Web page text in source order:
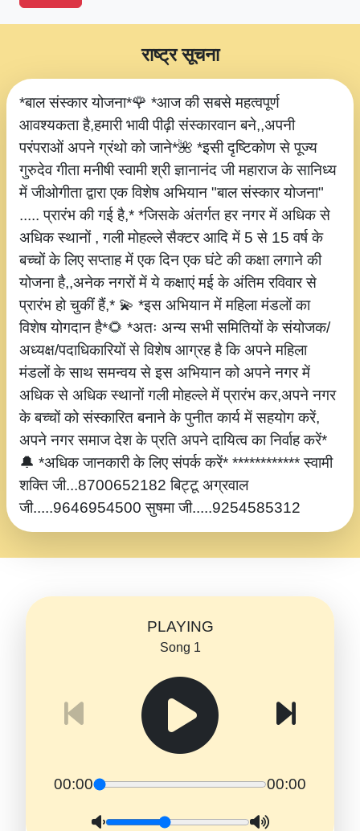
*बाल संस्कार योजना*🌹 *आज की सबसे महत्वपूर्ण
आवश्यकता है,हमारी भावी पीढ़ी संस्कारवान बने,,अपनी
परंपराओं अपने ग्रंथो को जाने*🌺 *इसी दृष्टिकोण से पूज्य
गुरुदेव गीता मनीषी स्वामी श्री ज्ञानानंद जी महाराज के सानिध्य
में जीओगीता द्वारा एक विशेष अभियान "बाल संस्कार योजना"
..... प्रारंभ की गई है,* *जिसके अंतर्गत हर नगर में अधिक से
अधिक स्थानों , गली मोहल्ले सैक्टर आदि में 5 से 15 वर्ष के
बच्चों के लिए सप्ताह में एक दिन एक घंटे की कक्षा लगाने की
योजना है,,अनेक नगरों में ये कक्षाएं मई के अंतिम रविवार से
प्रारंभ हो चुकीं हैं,* 💫 *इस अभियान में महिला मंडलों का
विशेष योगदान है*🌻 *अतः अन्य सभी समितियों के संयोजक/
अध्यक्ष/पदाधिकारियों से विशेष आग्रह है कि अपने महिला
मंडलों के साथ समन्वय से इस अभियान को अपने नगर में
अधिक से अधिक स्थानों गली मोहल्ले में प्रारंभ कर,अपने नगर
के बच्चों को संस्कारित बनाने के पुनीत कार्य में सहयोग करें,
अपने नगर समाज देश के प्रति अपने दायित्व का निर्वाह करें*
🔔 *अधिक जानकारी के लिए संपर्क करें* ************ स्वामी
शक्ति जी...8700652182 बिट्टू अग्रवाल
जी.....9646954500 सुषमा जी.....9254585312
राष्ट्र सूचना
PLAYING
Song 1
00:00 00:00